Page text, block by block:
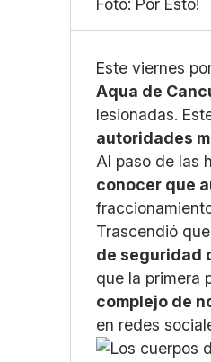
Foto: Por Esto!
Este viernes
Aqua de
lesionadas.
autoridades
Al paso de las
conocer que
Trascendió que
de seguridad
que la primera
complejo de
en redes